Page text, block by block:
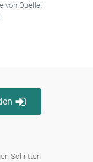
von Quelle:
Schritten